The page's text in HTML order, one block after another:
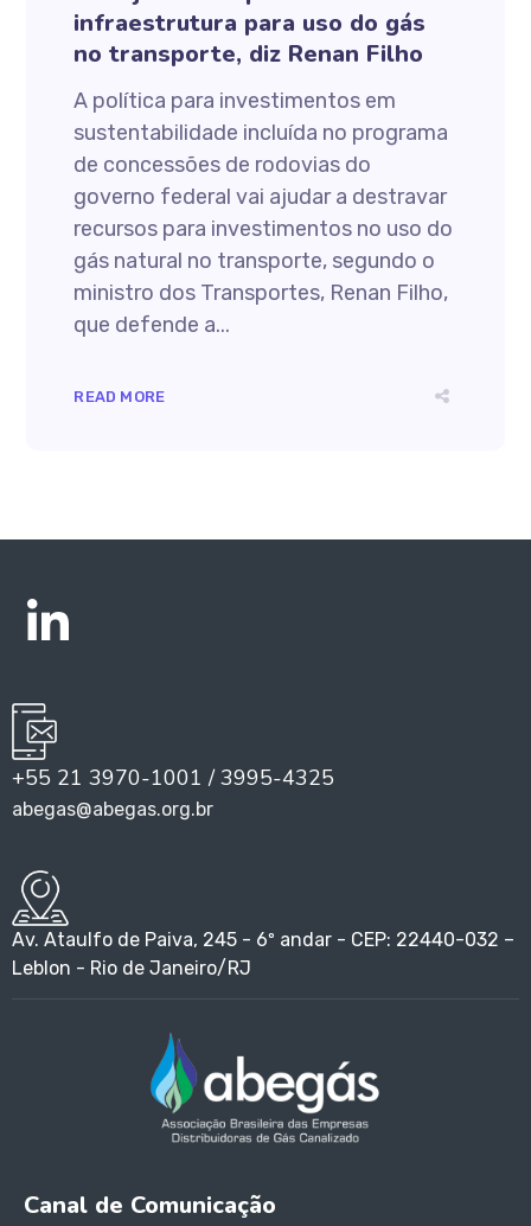
infraestrutura para uso do gás
no transporte, diz Renan Filho
A política para investimentos em
sustentabilidade incluída no programa
de concessões de rodovias do
governo federal vai ajudar a destravar
recursos para investimentos no uso do
gás natural no transporte, segundo o
ministro dos Transportes, Renan Filho,
que defende a...
READ MORE
+55 21 3970-1001 / 3995-4325
abegas@abegas.org.br
Av. Ataulfo de Paiva, 245 - 6º andar - CEP: 22440-032 –
Leblon - Rio de Janeiro/RJ
Canal de Comunicação